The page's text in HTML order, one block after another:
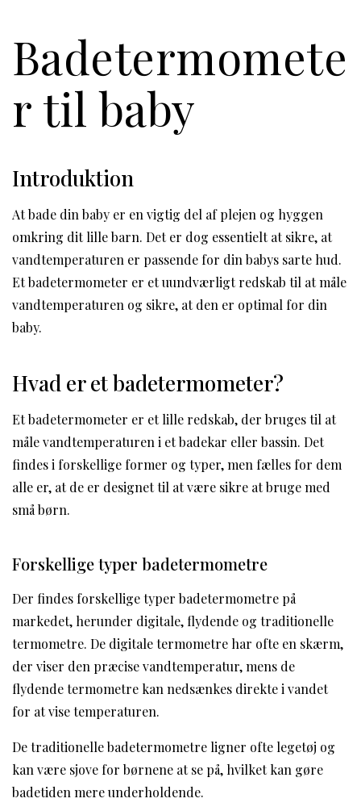
Badetermomete
r til baby
Introduktion
At bade din baby er en vigtig del af plejen og hyggen
omkring dit lille barn. Det er dog essentielt at sikre, at
vandtemperaturen er passende for din babys sarte hud.
Et badetermometer er et uundværligt redskab til at måle
vandtemperaturen og sikre, at den er optimal for din
baby.
Hvad er et badetermometer?
Et badetermometer er et lille redskab, der bruges til at
måle vandtemperaturen i et badekar eller bassin. Det
findes i forskellige former og typer, men fælles for dem
alle er, at de er designet til at være sikre at bruge med
små børn.
Forskellige typer badetermometre
Der findes forskellige typer badetermometre på
markedet, herunder digitale, flydende og traditionelle
termometre. De digitale termometre har ofte en skærm,
der viser den præcise vandtemperatur, mens de
flydende termometre kan nedsænkes direkte i vandet
for at vise temperaturen.
De traditionelle badetermometre ligner ofte legetøj og
kan være sjove for børnene at se på, hvilket kan gøre
badetiden mere underholdende.